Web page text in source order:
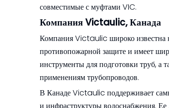
совместимые с муфтами VIC.
Компания Victaulic, Канада
Компания Victaulic широко известна
противопожарной защите и имеет
инструменты для подготовки труб, а
применениям трубопроводов.
В Канаде Victaulic поддерживает
и инфраструктуры водоснабжения. Ее